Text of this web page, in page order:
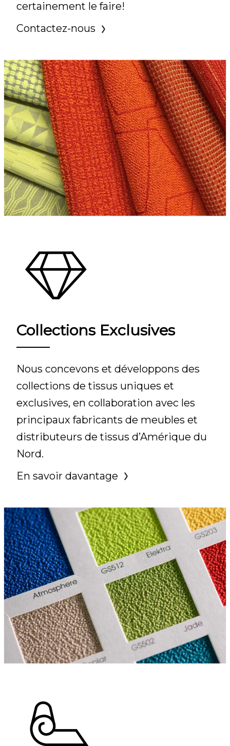
certainement le faire!
Contactez-nous
Collections Exclusives
Nous concevons et développons des
collections de tissus uniques et
exclusives, en collaboration avec les
principaux fabricants de meubles et
distributeurs de tissus d’Amérique du
Nord.
En savoir davantage